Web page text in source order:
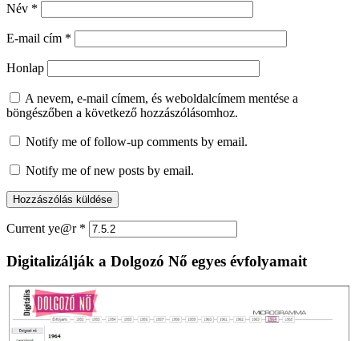
Név *
E-mail cím *
Honlap
A nevem, e-mail címem, és weboldalcímem mentése a
böngészőben a következő hozzászólásomhoz.
Notify me of follow-up comments by email.
Notify me of new posts by email.
Current ye@r *
Digitalizálják a Dolgozó Nő egyes évfolyamait